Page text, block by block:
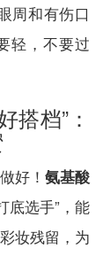
周和有伤口
轻，不要过
搭档”：
好！ 氨基酸
底选手”，能
妆残留，为